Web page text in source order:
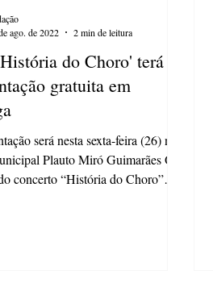
do Choro' terá
gratuita em
será nesta sexta-feira (26) no
Plauto Miró Guimarães O já
concerto “História do Choro”
ago. de 2022
2 min de leitura